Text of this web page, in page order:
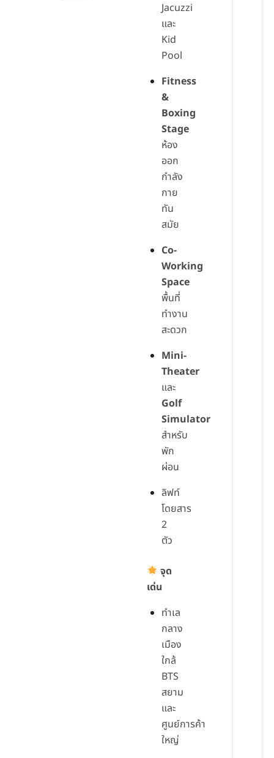
Jacuzzi
และ
Kid
Pool
Fitness
&
Boxing
Stage
ห้อง
ออก
กำลัง
กาย
ทัน
สมัย
Co-
Working
Space
พื้นที่
ทำงาน
สะดวก
Mini-
Theater
และ
Golf
Simulator
สำหรับ
พัก
ผ่อน
ลิฟท์
โดยสาร
2
ตัว
จุด
เด่น
ทำเล
กลาง
เมือง
ใกล้
BTS
สยาม
และ
ศูนย์การค้า
ใหญ่